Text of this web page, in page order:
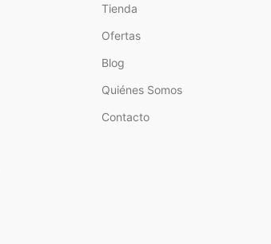
Tienda
Ofertas
Blog
Quiénes Somos
Contacto